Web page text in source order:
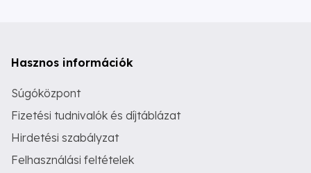
Hasznos információk
Súgóközpont
Fizetési tudnivalók és díjtáblázat
Hirdetési szabályzat
Felhasználási feltételek